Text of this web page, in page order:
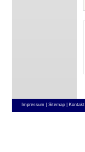
Impressum | Sitemap | Kontakt |